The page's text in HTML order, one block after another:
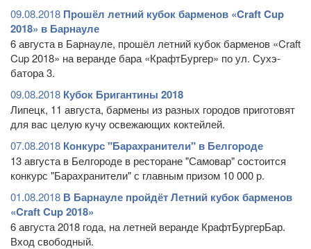
09.08.2018 Прошёл летний кубок барменов «Craft Cup
2018» в Барнауле
6 августа в Барнауле, прошёл летний кубок барменов «Craft
Cup 2018» на веранде бара «КрафтБургер» по ул. Сухэ-
батора 3.
09.08.2018 Кубок Бригантины 2018
Липецк, 11 августа, бармены из разных городов приготовят
для вас целую кучу освежающих коктейлей.
07.08.2018 Конкурс "Барахранители" в Белгороде
13 августа в Белгороде в ресторане "Самовар" состоится
конкурс "Барахранители" с главным призом 10 000 р.
01.08.2018 В Барнауле пройдёт Летний кубок барменов
«Craft Cup 2018»
6 августа 2018 года, на летней веранде КрафтБургерБар.
Вход свободный.